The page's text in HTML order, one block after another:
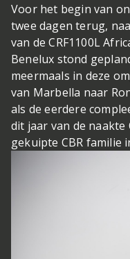
Voor het begin van
twee dagen terug,
van de CRF1100L
Benelux stond
meermaals in deze
van Marbella naar
als de eerdere
dit jaar van de naakte
gekuipte CBR familie